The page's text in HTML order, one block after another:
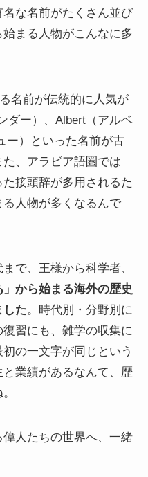
な名前がたくさん並び
まる人物がこんなに多
名前が伝統的に人気が
ダー）、Albert（アルベ
ー）といった名前が古
、アラビア語圏では
た接頭辞が多用されるた
人物が多くなるんで
で、王様から科学者、
」から始まる海外の歴史
した。時代別・分野別に
習にも、雑学の収集に
の一文字が同じという
業績があるなんて、歴
人たちの世界へ、一緒